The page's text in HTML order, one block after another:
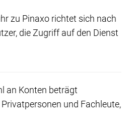
zu Pinaxo richtet sich nach
die Zugriff auf den Dienst
an Konten beträgt
und Fachleute,